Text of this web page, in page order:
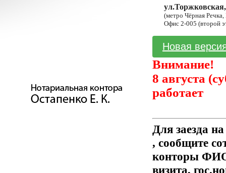
(метро Чёрная
Офис 2-005 (второй
Новая
Внимание!
8 августа
работает
Для заезда
, сообщите
конторы ФИО
визита,